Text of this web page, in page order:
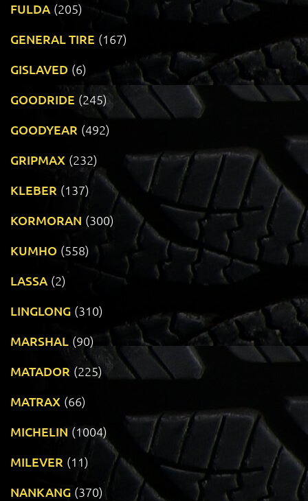
FULDA (205)
GENERAL TIRE (167)
GISLAVED (6)
GOODRIDE (245)
GOODYEAR (492)
GRIPMAX (232)
KLEBER (137)
KORMORAN (300)
KUMHO (558)
LASSA (2)
LINGLONG (310)
MARSHAL (90)
MATADOR (225)
MATRAX (66)
MICHELIN (1004)
MILEVER (11)
NANKANG (370)